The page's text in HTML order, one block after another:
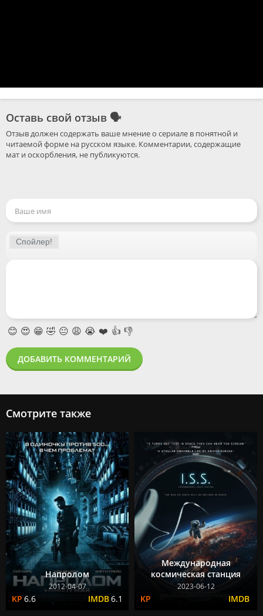
Оставь свой отзыв 🗣
Отзыв должен содержать ваше мнение о сериале в понятной и
читаемой форме на русском языке. Комментарии, содержащие
😊 😍 😁 🤣 😐 😩 😭 ❤️ 👍 👎
ДОБАВИТЬ КОММЕНТАРИЙ
Смотрите также
Напролом
2012-04-07
6.6 6.1
Международная
космическая станция
2023-06-12